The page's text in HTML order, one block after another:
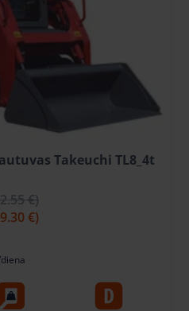
Takeuchi TL8_4t
€)
€)